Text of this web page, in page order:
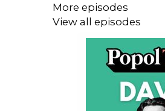
More episodes
View all episodes